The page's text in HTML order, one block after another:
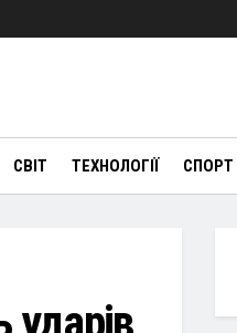
СВІТ ТЕХНОЛОГІЇ СПОРТ